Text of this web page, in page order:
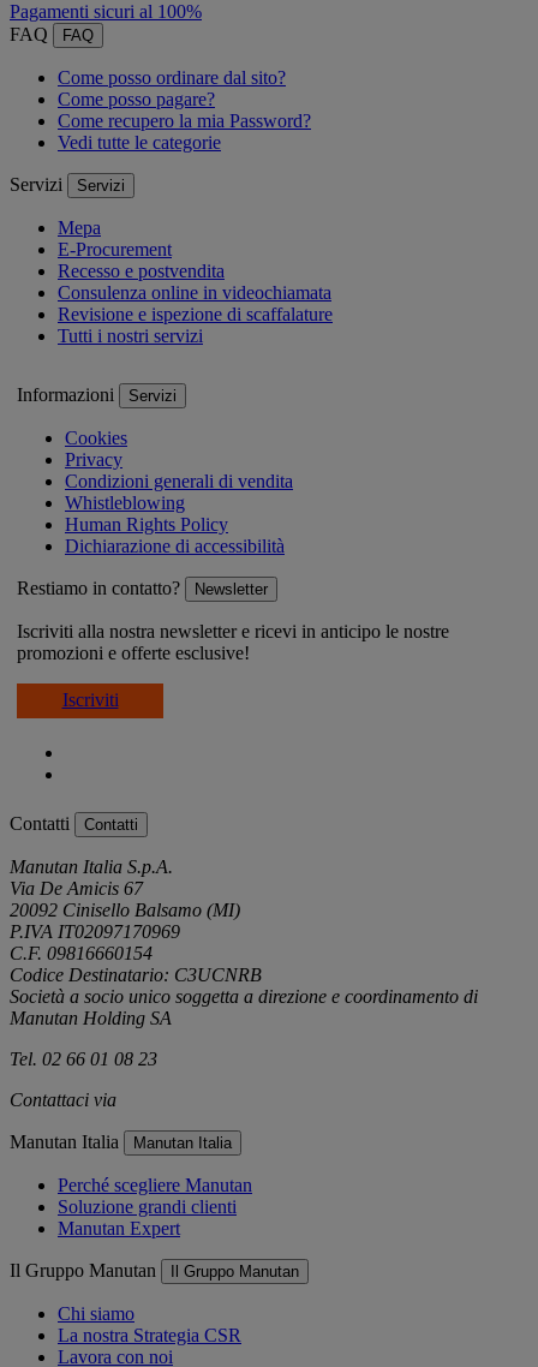
Pagamenti sicuri al 100%
FAQ
FAQ
Come posso ordinare dal sito?
Come posso pagare?
Come recupero la mia Password?
Vedi tutte le categorie
Servizi Servizi
Mepa
E-Procurement
Recesso e postvendita
Consulenza online in videochiamata
Revisione e ispezione di scaffalature
Tutti i nostri servizi
Informazioni Servizi
Cookies
Privacy
Condizioni generali di vendita
Whistleblowing
Human Rights Policy
Dichiarazione di accessibilità
Restiamo in contatto? Newsletter
Iscriviti alla nostra newsletter e ricevi in anticipo le nostre
promozioni e offerte esclusive!
Iscriviti
Contatti Contatti
Manutan Italia S.p.A.
Via De Amicis 67
20092 Cinisello Balsamo (MI)
P.IVA IT02097170969
C.F. 09816660154
Codice Destinatario: C3UCNRB
Società a socio unico soggetta a direzione e coordinamento di
Manutan Holding SA
Tel. 02 66 01 08 23
Contattaci via
Manutan Italia Manutan Italia
Perché scegliere Manutan
Soluzione grandi clienti
Manutan Expert
Il Gruppo Manutan Il Gruppo Manutan
Chi siamo
La nostra Strategia CSR
Lavora con noi